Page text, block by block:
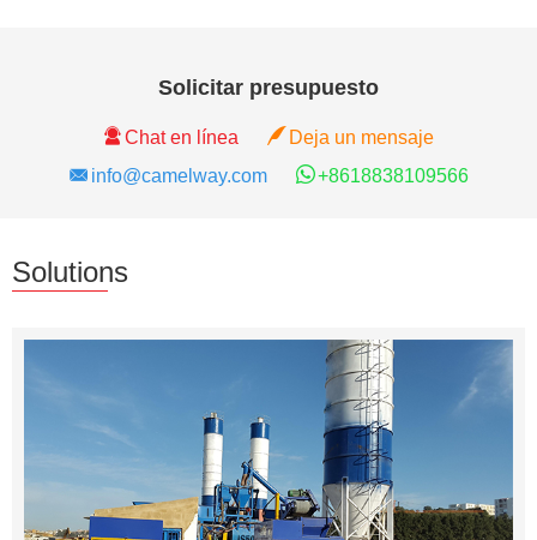
Solicitar presupuesto
Chat en línea
Deja un mensaje
info@camelway.com
+8618838109566
Solutions